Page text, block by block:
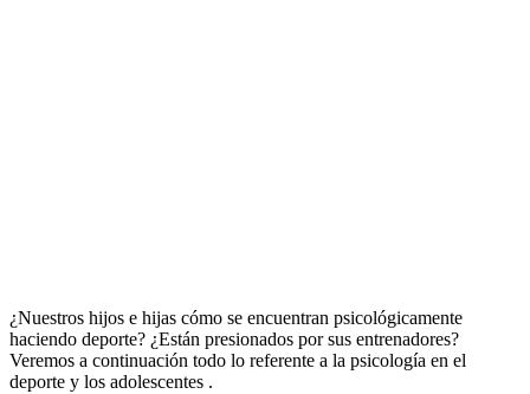
¿Nuestros hijos e hijas cómo se encuentran psicológicamente
haciendo deporte? ¿Están presionados por sus entrenadores?
Veremos a continuación todo lo referente a la psicología en el
deporte y los adolescentes .